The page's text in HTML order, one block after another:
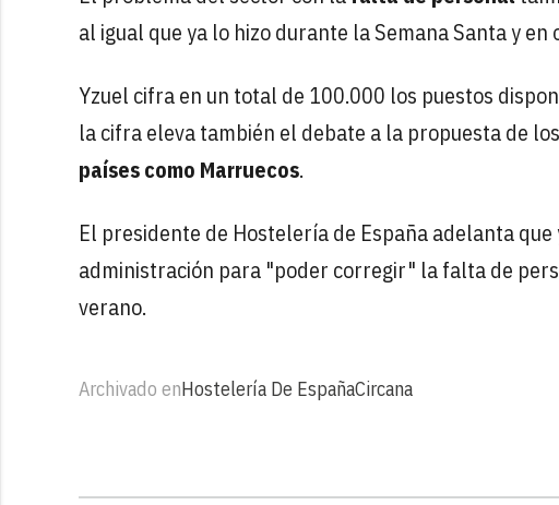
al igual que ya lo hizo durante la Semana Santa y en
Yzuel cifra en un total de 100.000 los puestos
la cifra eleva también el debate a la propuesta de
países como Marruecos.
El presidente de Hostelería de España adelanta
administración para "poder corregir" la falta de
verano.
Archivado enHostelería De EspañaCircana